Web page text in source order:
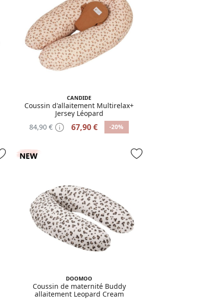
CANDIDE
Coussin d'allaitement Multirelax+
Jersey Léopard
84,90 €
67,90 € -20%
DOOMOO
Coussin de maternité Buddy
allaitement Leopard Cream